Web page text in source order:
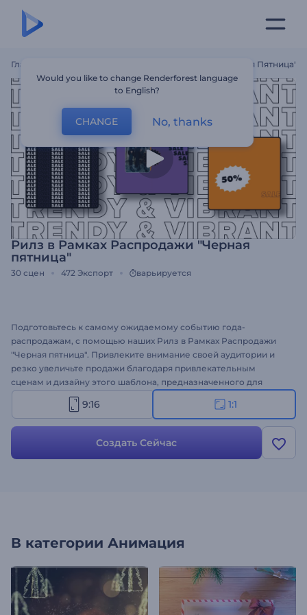
Главная Рилз В Рамках Распродажи "Черная Пятница"
Рилз в Рамках Распродажи "Черная
пятница"
30 сцен 472 Экспорт варьируется
Подготовьтесь к самому ожидаемому событию года-
распродажам, с помощью наших Рилз в Рамках Распродажи
"Черная пятница". Привлеките внимание своей аудитории и
резко увеличьте продажи благодаря привлекательным
сценам и дизайну этого шаблона, предназначенного для
постов и роликов в социальных сетях. Персонализируйте
сцены с вашими специальными скидками, предложениями и
социальных сетях и максимально увеличить охват вашего
бренда. Загружайте медиафайлы, пишите тексты и добавляйте
9:16 1:1
Создать Сейчас
В категории Анимация
Would you like to change Renderforest language
to English?
CHANGE No, thanks